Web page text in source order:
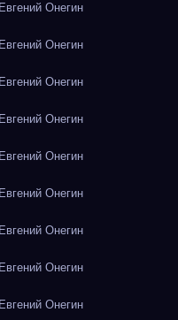
Онегин
Онегин
Онегин
Онегин
Онегин
Онегин
Онегин
Онегин
Онегин